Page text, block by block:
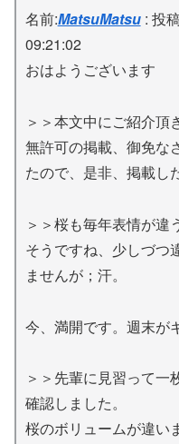
名前:MatsuMatsu: 投
09:21:02
おはようございます
＞＞本文中にご紹介
無許可の掲載、御免な
たので、是非、掲載し
＞＞桜も毎年表情が違
そうですね、少しづつ
ませんが；汗。
今、満開です。週末が
＞＞先輩に見習って
確認しました。
桜のボリュームが違い